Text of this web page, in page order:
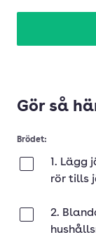
Gör så
Brödet:
1. Lägg
rör tills
2.